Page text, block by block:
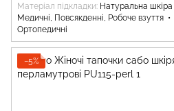
Матеріал підкладки Натуральна шкіра
Медичні, Повсякденні, Робоче взуття
Ортопедичні
−5%